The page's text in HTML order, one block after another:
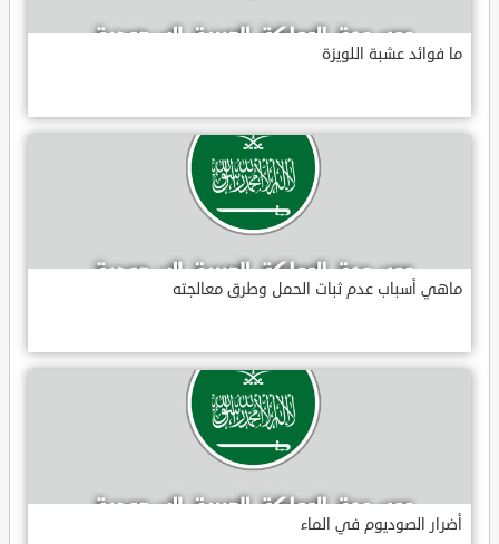
ما فوائد عشبة اللويزة
ماهي أسباب عدم ثبات الحمل وطرق معالجته
أضرار الصوديوم في الماء